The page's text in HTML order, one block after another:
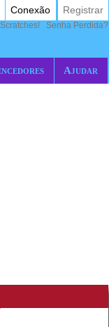
Ajudar
Conexão Registrar
Senha Perdida?